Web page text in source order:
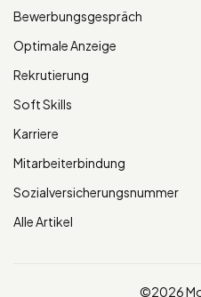
Bewerbungsgespräch
Optimale Anzeige
Rekrutierung
Soft Skills
Karriere
Mitarbeiterbindung
Sozialversicherungsnummer
Alle Artikel
©2026